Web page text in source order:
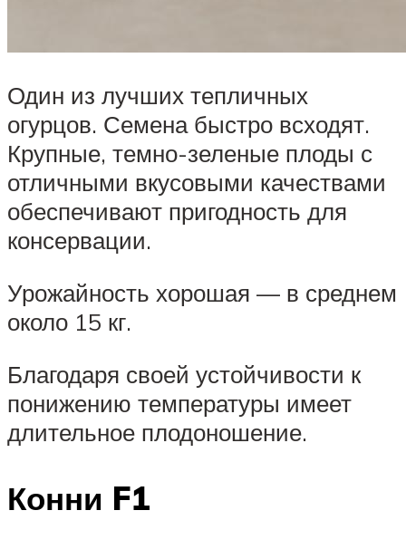
Один из лучших тепличных
огурцов. Семена быстро всходят.
Крупные, темно-зеленые плоды с
отличными вкусовыми качествами
обеспечивают пригодность для
консервации.
Урожайность хорошая — в среднем
около 15 кг.
Благодаря своей устойчивости к
понижению температуры имеет
длительное плодоношение.
Конни F1